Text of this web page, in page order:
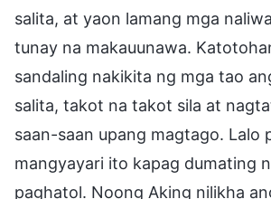
salita, at yaon lamang mga
tunay na makauunawa.
sandaling nakikita ng mga tao
salita, takot na takot sila at
saan-saan upang magtago. Lalo
mangyayari ito kapag dumating
paghatol. Noong Aking nilikha